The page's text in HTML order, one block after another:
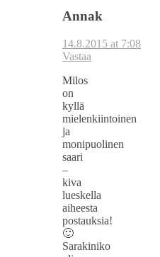
Annak
14.8.2015 at 7:08
Vastaa
Milos
on
kyllä
mielenkiintoinen
ja
monipuolinen
saari
–
kiva
lueskella
aiheesta
postauksia!
🙂
Sarakiniko